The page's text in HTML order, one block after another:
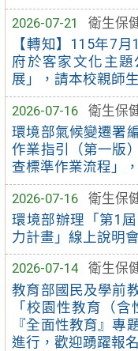
2026-07-21
衛生保
【轉知】115年7
府於客家文化主
展」，請本校親師
2026-07-16
衛生保
環境部氣候變遷署
作業指引（第一版
查標準作業流程」
2026-07-16
衛生保
環境部辦理「第1
力計畫」線上說明
2026-07-14
衛生保
教育部國民及學前
「校園性教育（
『全面性教育』專
進行，歡迎踴躍報名